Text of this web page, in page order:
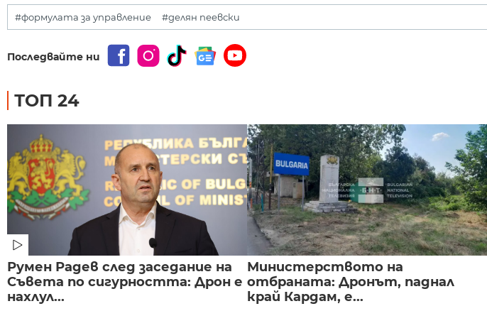
#формулата за управление #делян пеевски
Последвайте ни
ТОП 24
Румен Радев след заседание на
Съвета по сигурността: Дрон е
нахлул...
Министерството на
отбраната: Дронът, паднал
край Кардам, е...